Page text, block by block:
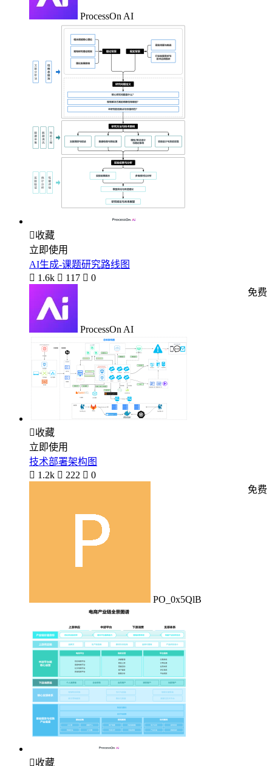
ProcessOn AI
收藏
立即使用
AI生成-课题研究路线图
 1.6k  117  0
ProcessOn AI
免费
收藏
立即使用
技术部署架构图
 1.2k  222  0
PO_0x5QlB
免费
收藏